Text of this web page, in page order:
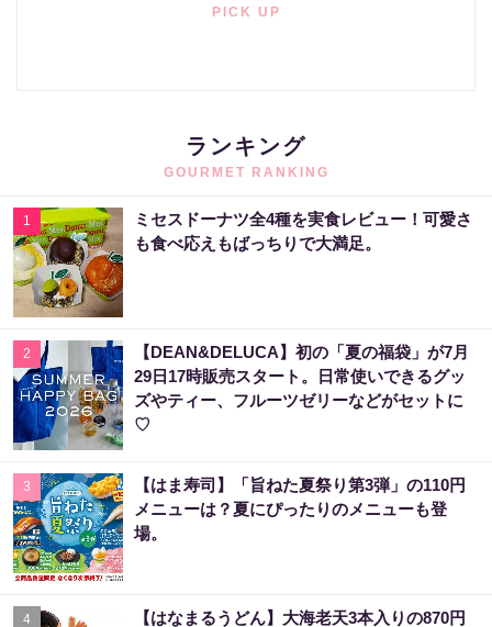
PICK UP
ランキング
GOURMET RANKING
1
ミセスドーナツ全4種を実食レビュー！可愛さ
も食べ応えもばっちりで大満足。
2
【DEAN&DELUCA】初の「夏の福袋」が7月
29日17時販売スタート。日常使いできるグッ
ズやティー、フルーツゼリーなどがセットに
♡
3
【はま寿司】「旨ねた夏祭り第3弾」の110円
メニューは？夏にぴったりのメニューも登
場。
4
【はなまるうどん】大海老天3本入りの870円